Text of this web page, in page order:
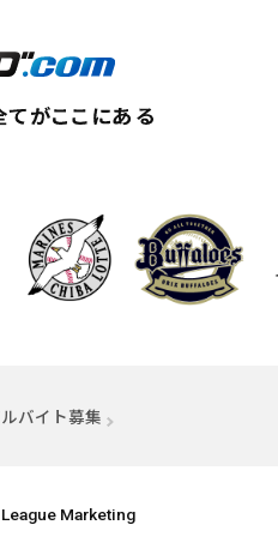
バイト募集 （別ウィンドウで開く
Marketing